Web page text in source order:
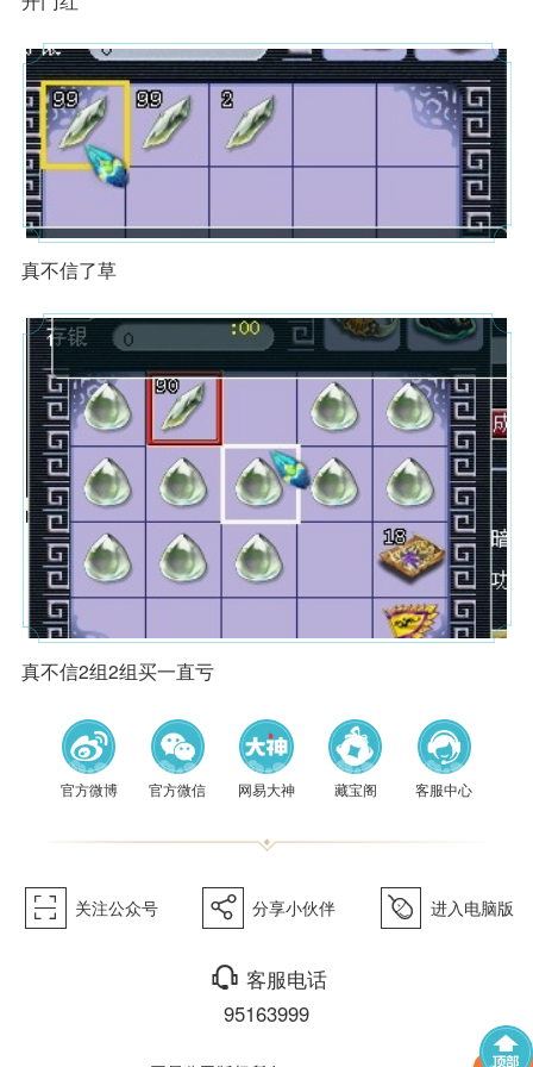
真不信了草
真不信2组2组买一直亏
官方微博 官方微信 网易大神 藏宝阁 客服中心
򰀁 关注公众号 򰀂 分享小伙伴 򰀄 进入电脑版
򰀃 客服电话
95163999